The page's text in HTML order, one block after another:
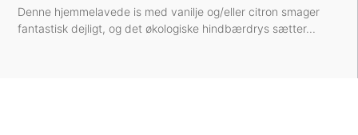
Denne hjemmelavede is med vanilje og/eller citron smager
fantastisk dejligt, og det økologiske hindbærdrys sætter...